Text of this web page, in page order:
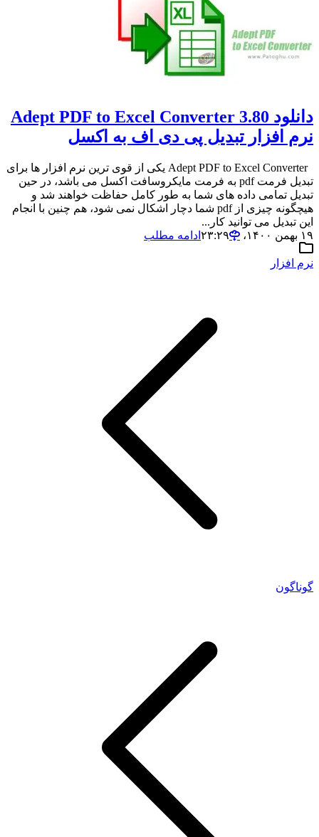
دانلود Adept PDF to Excel Converter 3.80
نرم افزار تبدیل پی دی اف به اکسل
Adept PDF to Excel Converter یکی از قوی ترین نرم افزار ها برای
تبدیل فرمت pdf به فرمت مایکروسافت اکسل می باشد، در حین
تبدیل تمامی داده های شما به طور کامل حفاظت خواهند شد و
هیچگونه چیزی از pdf شما دچار اشکال نمی شود، هم چنین با انجام
این تبدیل می توانید کار...
۱۹ بهمن ۱۴۰۰،‏ ۲۳:۲۹
ادامه مطلب
نرم افزار
گوناگون